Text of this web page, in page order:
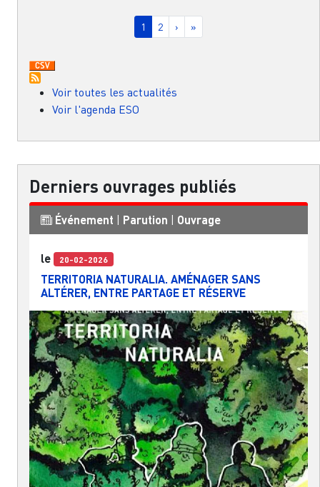
Page courante
1 Page
2 Page suivante
› Dernière page
»
Voir toutes les actualités
Voir l'agenda ESO
Derniers ouvrages publiés
Événement | Parution | Ouvrage
le 20-02-2026
TERRITORIA NATURALIA. AMÉNAGER SANS
ALTÉRER, ENTRE PARTAGE ET RÉSERVE